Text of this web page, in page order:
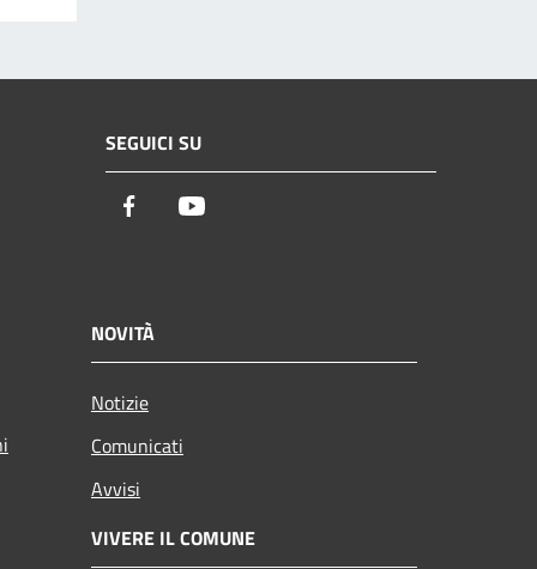
SEGUICI SU
Facebook
NOVITÀ
Notizie
Comunicati
Avvisi
VIVERE IL COMUNE